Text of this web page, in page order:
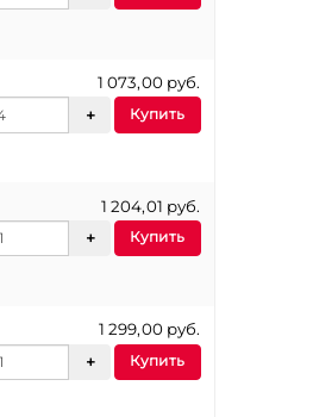
1 073,00 руб.
Купить
1 204,01 руб.
Купить
1 299,00 руб.
Купить